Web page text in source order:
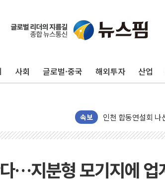
사회 글로벌·중국 해외투자 산업
속보
울진·영덕 '호우특
[종합] 김민석, 정
김민석, 2주차 제주
인사하는 김민석 당
[속보] 민주, 인천
[속보] 민주, 제주
…지분형 모기지에 업